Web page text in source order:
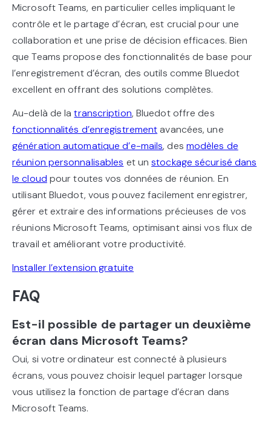
Microsoft Teams, en particulier celles impliquant le
contrôle et le partage d’écran, est crucial pour une
collaboration et une prise de décision efficaces. Bien
que Teams propose des fonctionnalités de base pour
l’enregistrement d’écran, des outils comme Bluedot
excellent en offrant des solutions complètes.
Au-delà de latranscription, Bluedot offre des
fonctionnalités d’enregistrementavancées, une
génération automatique d’e-mails, des modèles de
réunion personnalisables et unstockage sécurisé dans
le cloud pour toutes vos données de réunion. En
utilisant Bluedot, vous pouvez facilement enregistrer,
gérer et extraire des informations précieuses de vos
réunions Microsoft Teams, optimisant ainsi vos flux de
travail et améliorant votre productivité.
Installer l’extension gratuite
FAQ
Est-il possible de partager un deuxième
écran dans Microsoft Teams?
Oui, si votre ordinateur est connecté à plusieurs
écrans, vous pouvez choisir lequel partager lorsque
vous utilisez la fonction de partage d’écran dans
Microsoft Teams.